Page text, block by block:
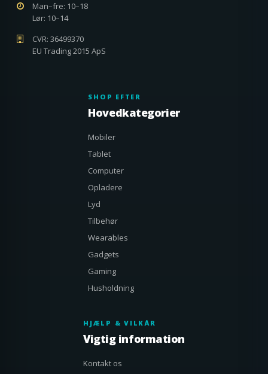
Man–fre: 10–18
Lør: 10–14
CVR: 36499370
EU Trading 2015 ApS
SHOP EFTER
Hovedkategorier
Mobiler
Tablet
Computer
Opladere
Lyd
Tilbehør
Wearables
Gadgets
Gaming
Husholdning
HJÆLP & VILKÅR
Vigtig information
Kontakt os